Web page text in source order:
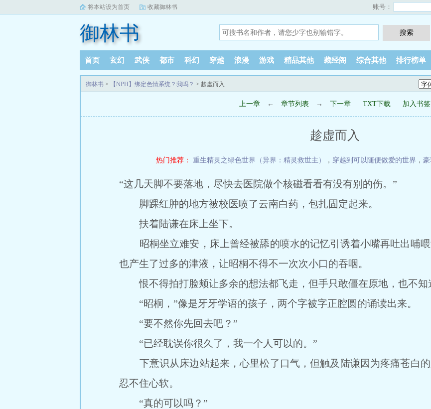
将本站设为首页 收藏御林书 账号：
御林书
首页 玄幻 武侠 都市 科幻 穿越 浪漫 游戏 精品其他 藏经阁 综合其他 排行榜单
御林书 > 【NPH】绑定色情系统？我吗？ > 趁虚而入
上一章 ← 章节列表 → 下一章 TXT下载 加入书签
趁虚而入
热门推荐： 重生精灵之绿色世界（异界：精灵救世主） ， 穿越到可以随便做爱的世界 ，
“这几天脚不要落地，尽快去医院做个核磁看看有没有别的伤。”
脚踝红肿的地方被校医喷了云南白药，包扎固定起来。
扶着陆谦在床上坐下。
昭桐坐立难安，床上曾经被舔的喷水的记忆引诱着小嘴再吐出哺喂
也产生了过多的津液，让昭桐不得不一次次小口的吞咽。
恨不得拍打脸颊让多余的想法都飞走，但手只敢僵在原地，也不知
“昭桐，”像是牙牙学语的孩子，两个字被字正腔圆的诵读出来。
“要不然你先回去吧？”
“已经耽误你很久了，我一个人可以的。”
下意识从床边站起来，心里松了口气，但触及陆谦因为疼痛苍白的
忍不住心软。
“真的可以吗？”